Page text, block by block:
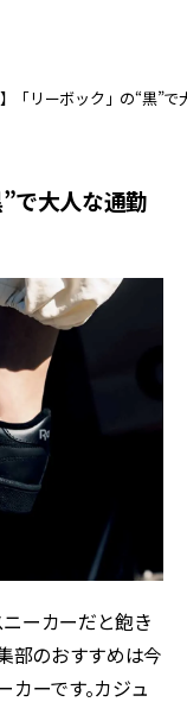
】「リーボック」の“黒”
”で大人な通勤
ーカーだと飽き
部のおすすめは今
カーです。カジュ